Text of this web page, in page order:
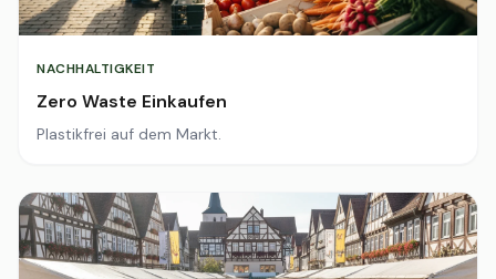
NACHHALTIGKEIT
Zero Waste Einkaufen
Plastikfrei auf dem Markt.